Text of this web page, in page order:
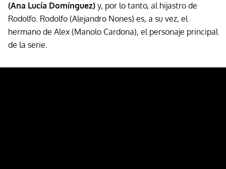
(Ana Lucía Domínguez) y, por lo tanto, al hijastro de
Rodolfo. Rodolfo (Alejandro Nones) es, a su vez, el
hermano de Alex (Manolo Cardona), el personaje principal
de la serie.